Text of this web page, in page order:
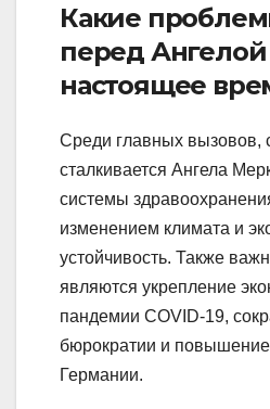
Какие
перед
настоящее
Среди главных вызовов,
сталкивается Ангела
системы
изменением климата и
устойчивость. Также
являются укрепление
пандемии COVID-19,
бюрократии и
Германии.